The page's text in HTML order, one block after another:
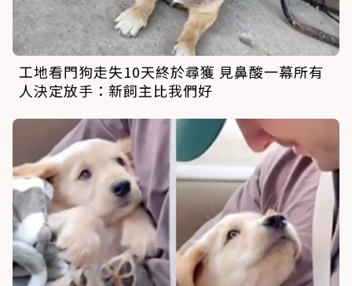
工地看門狗走失10天終於尋獲 見鼻酸一幕所有
人決定放手：新飼主比我們好